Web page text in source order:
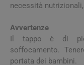
necessità
Avvertenze
Il tappo è di
soffocamento.
portata dei bambini.